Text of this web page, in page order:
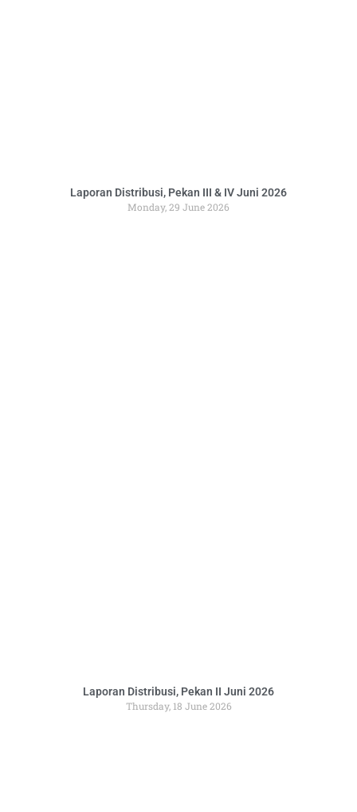
Laporan Distribusi, Pekan III & IV Juni 2026
Monday, 29 June 2026
Laporan Distribusi, Pekan II Juni 2026
Thursday, 18 June 2026